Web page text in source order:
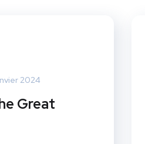
2024
Great